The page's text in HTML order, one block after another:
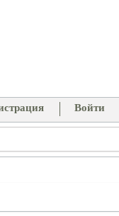
Войти